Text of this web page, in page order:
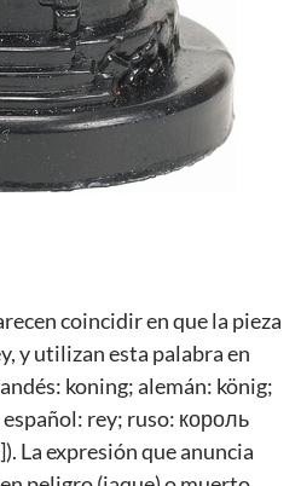
coincidir en que la pieza
y utilizan esta palabra en
koning; alemán: könig;
rey; ruso: король